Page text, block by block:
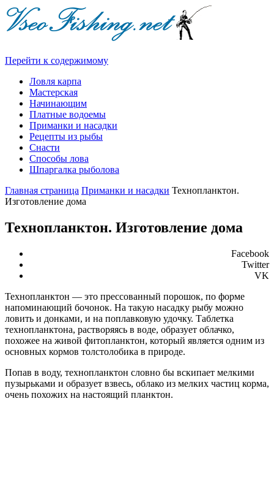
Перейти к содержимому
Ловля карпа
Мастерская
Начинающим
Платные водоемы
Приманки и насадки
Рецепты из рыбы
Снасти
Способы лова
Шпаргалка рыболова
Главная страница Приманки и насадки Технопланктон.
Изготовление дома
Технопланктон. Изготовление дома
Facebook
Twitter
VK
Технопланктон — это прессованный порошок, по форме
напоминающий бочонок. На такую насадку рыбу можно
ловить и донками, и на поплавковую удочку. Таблетка
технопланктона, растворяясь в воде, образует облачко,
похожее на живой фитопланктон, который является одним из
основных кормов толстолобика в природе.
Попав в воду, технопланктон словно бы вскипает мелкими
пузырьками и образует взвесь, облако из мелких частиц корма,
очень похожих на настоящий планктон.